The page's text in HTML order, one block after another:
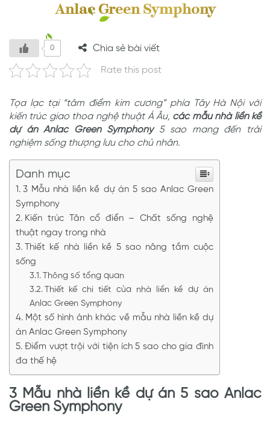
Anlac Green Symphony
Chia sẻ bài viết
0
Rate this post
Tọa lạc tại “tâm điểm kim cương” phía Tây Hà Nội với
kiến trúc giao thoa nghệ thuật Á Âu, các mẫu nhà liền kề
dự án Anlac Green Symphony5 sao mang đến trải
nghiệm sống thượng lưu cho chủ nhân.
Danh mục
3 Mẫu nhà liền kề dự án 5 sao Anlac Green
Symphony
Kiến trúc Tân cổ điển – Chất sống nghệ
thuật ngay trong nhà
Thiết kế nhà liền kề 5 sao nâng tầm cuộc
sống
Thông số tổng quan
Thiết kế chi tiết của nhà liền kề dự án
Anlac Green Symphony
Một số hình ảnh khác về mẫu nhà liền kề dự
án Anlac Green Symphony
Điểm vượt trội với tiện ích 5 sao cho gia đình
đa thế hệ
3 Mẫu nhà liền kề dự án 5 sao Anlac
Green Symphony